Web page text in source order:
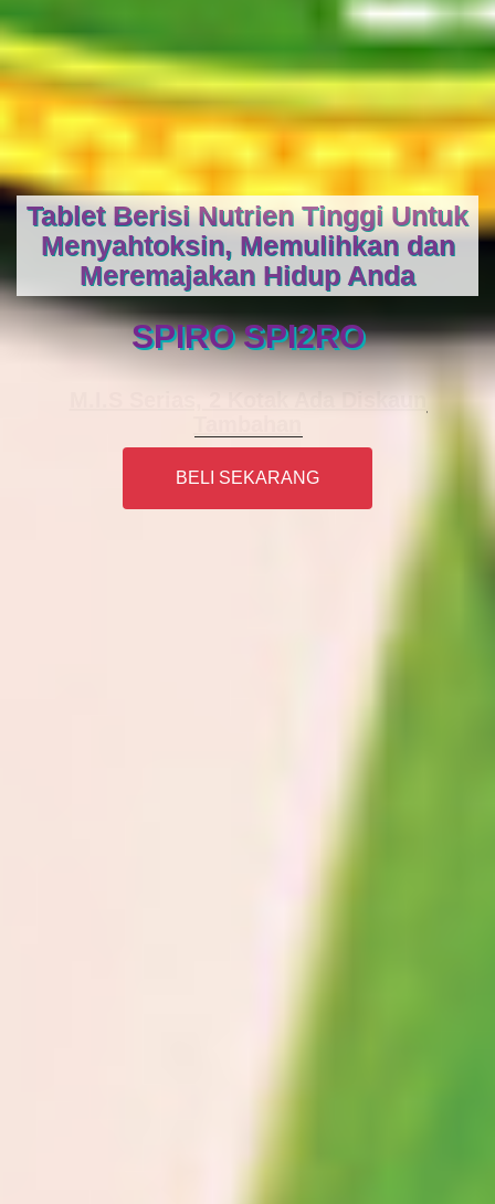
Tablet Berisi Nutrien Tinggi Untuk
Menyahtoksin, Memulihkan dan
Meremajakan Hidup Anda
SPIRO SPI2RO
BELI SEKARANG